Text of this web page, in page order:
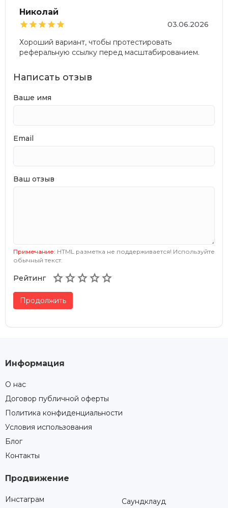
Николай

03.06.2026
Хороший вариант, чтобы протестировать
реферальную ссылку перед масштабированием.
Написать отзыв
Ваше имя
Email
Ваш отзыв
Примечание: HTML разметка не поддерживается! Используйте
обычный текст.
Рейтинг 
Продолжить
Информация
О нас
Договор публичной оферты
Политика конфиденциальности
Условия использования
Блог
Контакты
Продвижение
Инстаграм
Саундклауд